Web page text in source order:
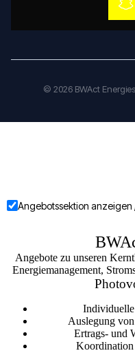
© 2026 BWAct
Angebotssektion anzeigen
Angebote zu unseren
Energiemanagement,
Individuelle
Auslegung
Ertrags- und
Koordination